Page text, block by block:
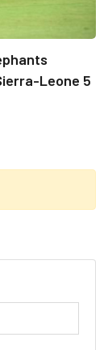
Leone 5